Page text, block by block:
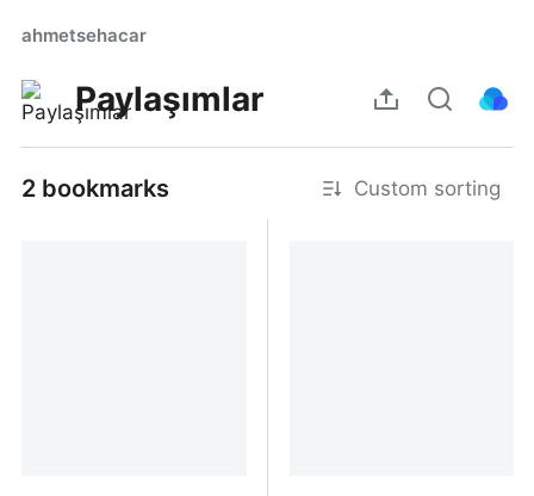
ahmetsehacar
Paylaşımlar
2 bookmarks Custom sorting